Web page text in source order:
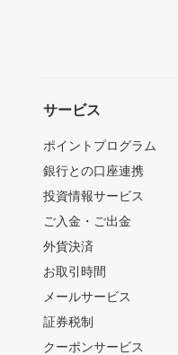
サービス
ポイントプログラム
銀行との口座連携
投資情報サービス
ご入金・ご出金
外貨決済
お取引時間
メールサービス
証券税制
クーポンサービス